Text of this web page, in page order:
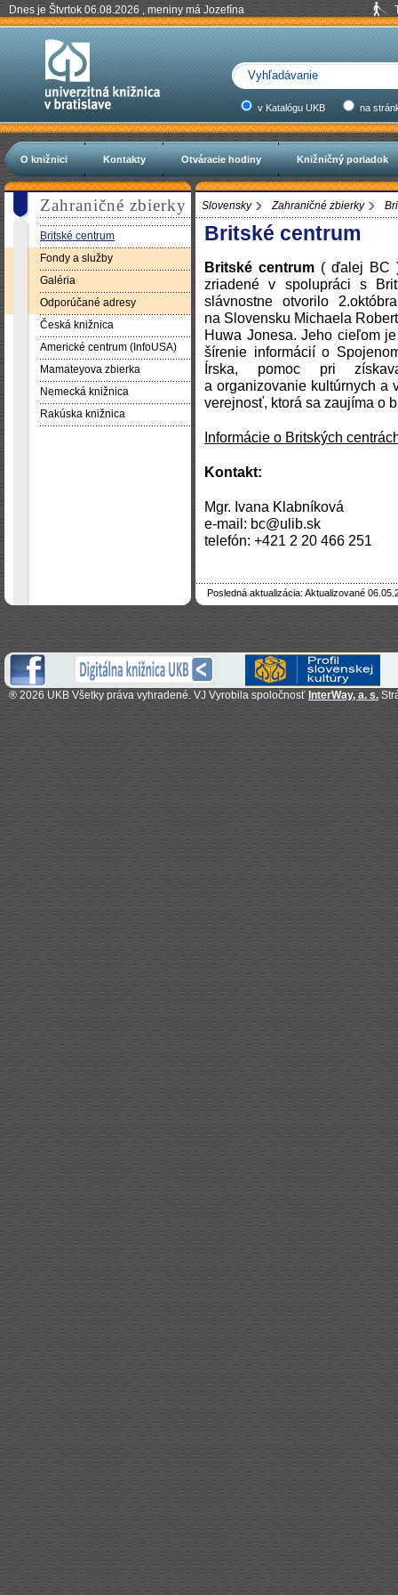
Dnes je Štvrtok 06.08.2026 , meniny má Jozefína
v Katalógu UKB na
O knižnici Kontakty Otváracie hodiny Knižničný poriadok
Slovensky Zahraničné zbierky
Britské centrum
Britské centrum ( ďalej BC
zriadené v spolupráci s
slávnostne otvorilo
na Slovensku Michaela
Huwa Jonesa. Jeho cieľom
šírenie informácií o
Írska, pomoc pri
a organizovanie kultúrnych a
verejnosť, ktorá sa zaujíma o
Informácie o Britských
Kontakt:
Mgr. Ivana Klabníková
e-mail: bc@ulib.sk
telefón: +421 2 20 466 251
Posledná aktualizácia: Aktualizované
Zahraničné zbierky
Britské centrum
Fondy a služby
Galéria
Odporúčané adresy
Česká knižnica
Americké centrum (InfoUSA)
Mamateyova zbierka
Nemecká knižnica
Rakúska knižnica
® 2026 UKB Všetky práva vyhradené. VJ Vyrobila spoločnosť InterWay, a. s.